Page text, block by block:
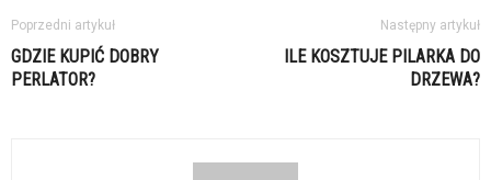
Poprzedni artykuł
GDZIE KUPIĆ DOBRY
PERLATOR?
Następny artykuł
ILE KOSZTUJE PILARKA DO
DRZEWA?